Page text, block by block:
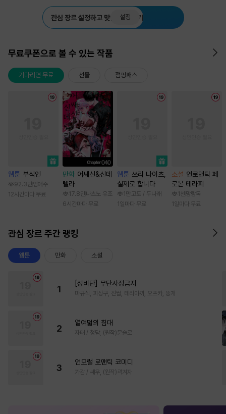
관심 장르 설정하고 맞춤 추천 받기
설정
무료쿠폰으로 볼 수 있는 작품
기다리면 무료 선물 점핑패스
웹툰 부식인
92.3만 임애주
12시간마다 무료
만화 어쌔신&신데
렐라
17.8만 나츠노 유조
6시간마다 무료
웹툰 쓰리 나이츠,
실제로 합니다
1만 고토 / 두나래
1일마다 무료
소설 언로맨틱 페
로몬 테라피
1천 망랑독
1일마다 무료
관심 장르 주간 랭킹
웹툰 만화 소설
1
[성비단] 무단사정금지
마규식, 피상구, 진월, 테리야끼, 오프카, 뚱개
2
열여덟의 침대
자태 / 청담, (원작)문슬로
3
언모럴 로맨틱 코미디
가감 / 쌔우, (원작)곽겨자